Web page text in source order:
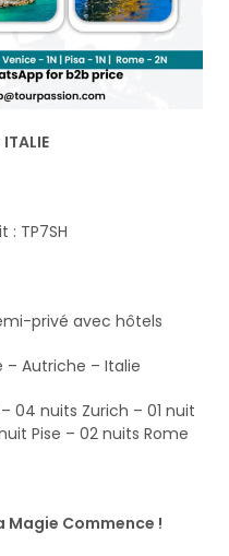
ITALIE
TP7SH
privé avec hôtels
– Autriche – Italie
04 nuits Zurich – 01 nuit
Pise – 02 nuits Rome
Magie Commence !